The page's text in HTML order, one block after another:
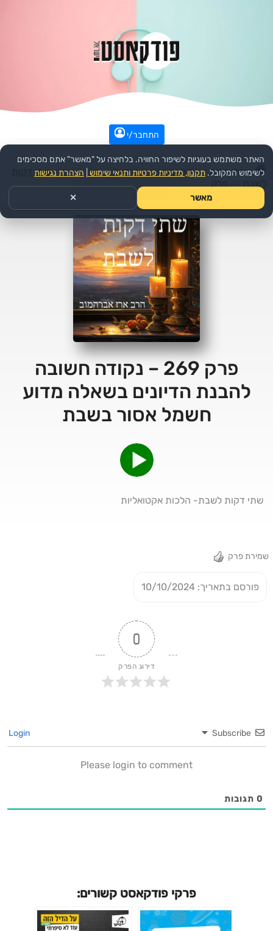
התחבר/י
עמוד הבית >> דת ורוחני >> יהדות >>הפודקאסט: שתי דקות
פרק 269 – נקודה חשובה
להבנת הדיונים בשאלה מדוע
חשמל אסור בשבת
שתי דקות לשבת- הלכות אקטואליות
שמירת פרק
פורסם בתאריך: 10/10/2024
0
דירוג הפרק
Subscribe
Please login to comment
0 תגובות
פרקי פודקאסט קשורים:
האתר משתמש בעוגיות לשיפור החוויה. בלחיצה על "מאשר" אתם מסכימים
לשימוש המקובל. תקנון, מדיניות פרטיות ותנאי שימוש הצהרת נגישות
מאשר ✕